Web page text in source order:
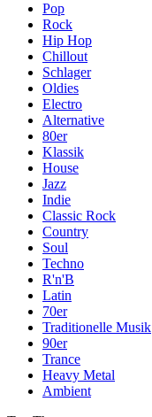
Pop
Rock
Hip Hop
Chillout
Schlager
Oldies
Electro
Alternative
80er
Klassik
House
Jazz
Indie
Classic Rock
Country
Soul
Techno
R'n'B
Latin
70er
Traditionelle Musik
90er
Trance
Heavy Metal
Ambient